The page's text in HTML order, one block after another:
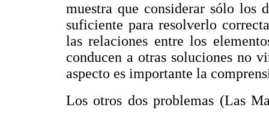
muestra que considerar sólo los
suficiente para resolverlo
las relaciones entre los
conducen a otras soluciones no
aspecto es importante la
Los otros dos problemas (Las